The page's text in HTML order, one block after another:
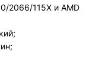
2066/115X и AMD